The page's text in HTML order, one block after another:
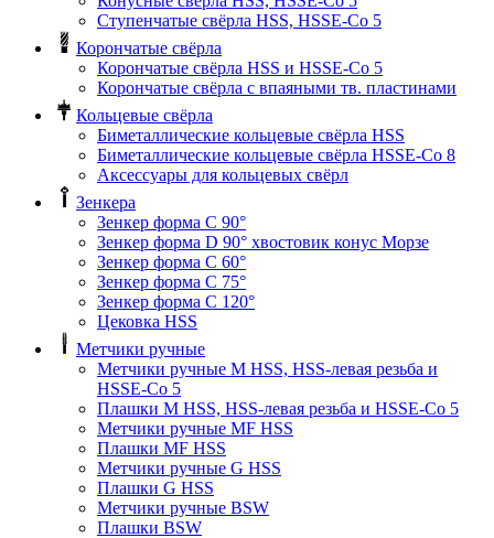
Ступенчатые свёрла HSS, HSSE-Co 5
Корончатые свёрла
Корончатые свёрла HSS и HSSE-Co 5
Корончатые свёрла с впаяными тв. пластинами
Кольцевые свёрла
Биметаллические кольцевые свёрла HSS
Биметаллические кольцевые свёрла HSSE-Co 8
Аксессуары для кольцевых свёрл
Зенкера
Зенкер форма С 90°
Зенкер форма D 90° хвостовик конус Морзе
Зенкер форма С 60°
Зенкер форма С 75°
Зенкер форма С 120°
Цековка HSS
Метчики ручные
Метчики ручные M HSS, HSS-левая резьба и
HSSE-Co 5
Плашки M HSS, HSS-левая резьба и HSSE-Co 5
Метчики ручные MF HSS
Плашки MF HSS
Метчики ручные G HSS
Плашки G HSS
Метчики ручные BSW
Плашки BSW